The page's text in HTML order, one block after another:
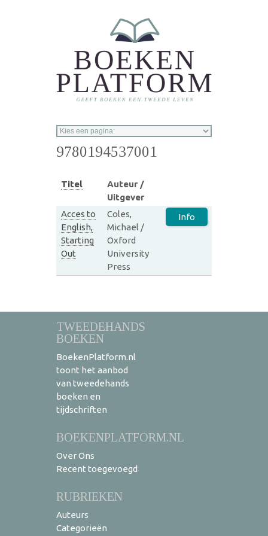
9780194537001
Titel
Auteur /
Uitgever
Acces to
English,
Starting
Out
Coles,
Michael /
Oxford
University
Press
Info
TWEEDEHANDS
BOEKEN
BoekenPlatform.nl
toont het aanbod
van tweedehands
boeken en
tijdschriften
BOEKENPLATFORM.NL
Over Ons
Recent toegevoegd
RUBRIEKEN
Auteurs
Categorieën